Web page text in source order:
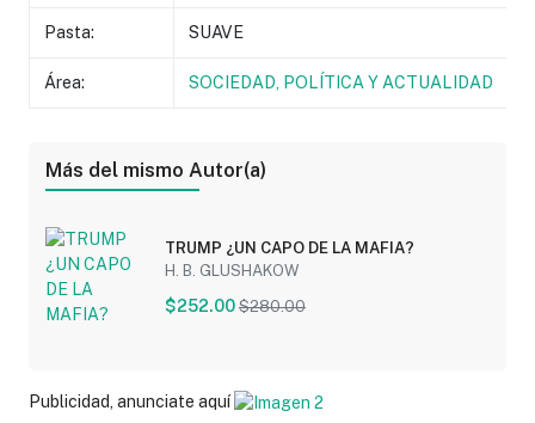
Pasta: SUAVE
Área: SOCIEDAD, POLÍTICA Y ACTUALIDAD
Más del mismo Autor(a)
TRUMP ¿UN CAPO DE LA MAFIA?
H. B. GLUSHAKOW
$252.00 $280.00
Publicidad, anunciate aquí